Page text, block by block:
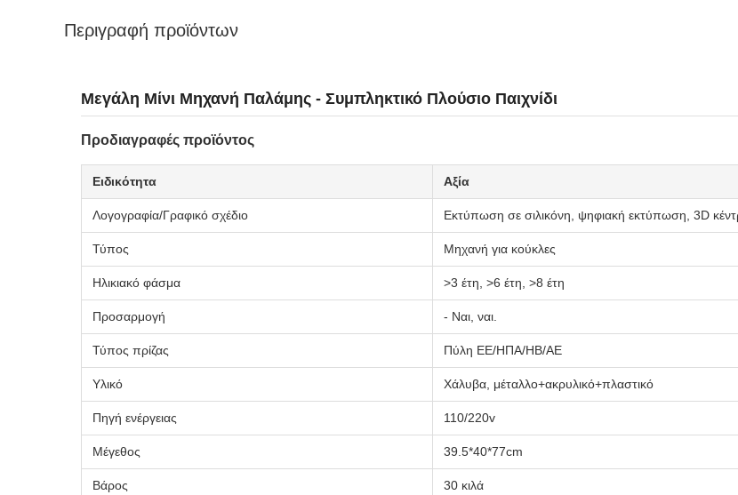
Περιγραφή προϊόντων
Μεγάλη Μίνι Μηχανή Παλάμης - Συμπληκτικό Πλούσιο Παιχνίδι
Προδιαγραφές προϊόντος
Ειδικότητα Αξία
Λογογραφία/Γραφικό σχέδιο Εκτύπωση σε σιλικόνη, ψηφιακή εκτύπωση, 3D
Τύπος Μηχανή για κούκλες
Ηλικιακό φάσμα >3 έτη, >6 έτη, >8 έτη
Προσαρμογή - Ναι, ναι.
Τύπος πρίζας Πύλη ΕΕ/ΗΠΑ/ΗΒ/ΑΕ
Υλικό Χάλυβα, μέταλλο+ακρυλικό+πλαστικό
Πηγή ενέργειας 110/220v
Μέγεθος 39.5*40*77cm
Βάρος 30 κιλά